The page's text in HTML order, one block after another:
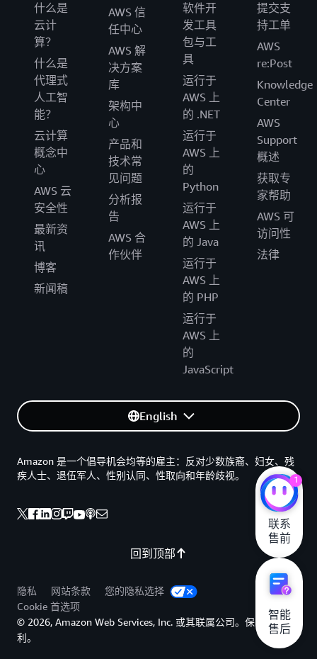
什么是
云计
算？
什么是
代理式
人工智
能？
云计算
概念中
心
AWS 云
安全性
最新资
讯
博客
新闻稿
AWS 信
任中心
AWS 解
决方案
库
架构中
心
产品和
技术常
见问题
分析报
告
AWS 合
作伙伴
软件开
发工具
包与工
具
运行于
AWS 上
的 .NET
运行于
AWS 上
的
Python
运行于
AWS 上
的 Java
运行于
AWS 上
的 PHP
运行于
AWS 上
的
JavaScript
提交支
持工单
AWS
re:Post
Knowledge
Center
AWS
Support
概述
获取专
家帮助
AWS 可
访问性
法律
English
回到顶部
Amazon 是一个倡导机会均等的雇主：反对少数族裔、妇女、残
疾人士、退伍军人、性别认同、性取向和年龄歧视。
隐私 网站条款
您的隐私选择
Cookie 首选项
© 2026, Amazon Web Services, Inc. 或其联属公司。保留所有权
利。
1
联系
售前
智能
售后